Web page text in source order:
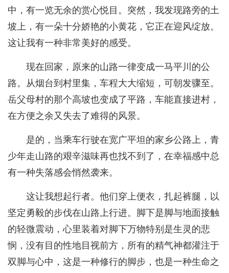
中，有一览无余的赏心悦目。突然，我发现路旁的土
坡上，有一朵十分娇艳的小黄花，它正在迎风绽放。
这让我有一种非常美好的感受。
现在回家，原来的山路一律变成一马平川的公
路。从烟台到村里集，车程大大缩短，可朝发骤至。
岳父母村的那个高坡也变成了平路，车能直接进村，
在方便之余又失去了难得的风景。
是的，当乘车行驶在宽广平坦的家乡公路上，青
少年走山路的艰辛滋味再也找不到了，在幸福感中总
有一种失落感会悄然袭来。
这让我想起行者。他们穿上便衣，扎起裤腿，以
坚定勇毅的步伐在山路上行进。脚下是脚与地面接触
的轻微震动，心里装着对脚下万物特别是生灵的悲
悯，没有目的性地目视前方，所有的精气神都灌注于
双脚与心中，这是一种修行的脚步，也是一种生命之